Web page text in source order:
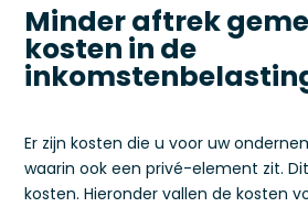
Minder aftrek
kosten in de
Er zijn kosten die u voor uw
waarin ook een privé-element zit.
kosten. Hieronder vallen de kosten